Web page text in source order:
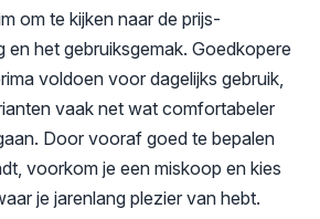
om te kijken naar de prijs-
en het gebruiksgemak. Goedkopere
voldoen voor dagelijks gebruik,
vaak net wat comfortabeler
Door vooraf goed te bepalen
voorkom je een miskoop en kies
je jarenlang plezier van hebt.